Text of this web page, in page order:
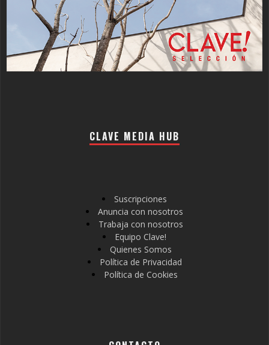
CLAVE MEDIA HUB
Suscripciones
Anuncia con nosotros
Trabaja con nosotros
Equipo Clave!
Quienes Somos
Política de Privacidad
Política de Cookies